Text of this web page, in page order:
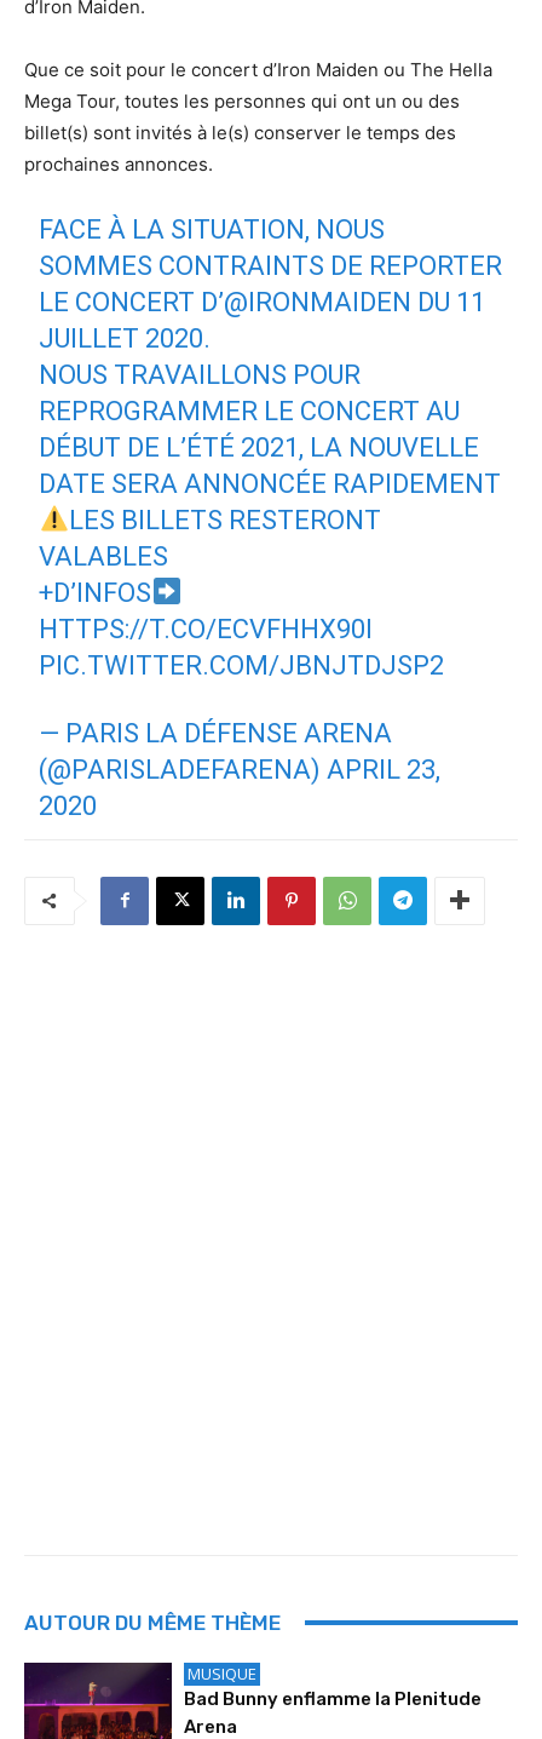
d’Iron Maiden.
Que ce soit pour le concert d’Iron Maiden ou The Hella
Mega Tour, toutes les personnes qui ont un ou des
billet(s) sont invités à le(s) conserver le temps des
prochaines annonces.
FACE À LA SITUATION, NOUS
SOMMES CONTRAINTS DE REPORTER
LE CONCERT D’@IRONMAIDEN DU 11
JUILLET 2020.
NOUS TRAVAILLONS POUR
REPROGRAMMER LE CONCERT AU
DÉBUT DE L’ÉTÉ 2021, LA NOUVELLE
DATE SERA ANNONCÉE RAPIDEMENT
LES BILLETS RESTERONT
VALABLES
+D’INFOS
HTTPS://T.CO/ECVFHHX90I
PIC.TWITTER.COM/JBNJTDJSP2
— PARIS LA DÉFENSE ARENA
(@PARISLADEFARENA) APRIL 23,
2020
AUTOUR DU MÊME THÈME
MUSIQUE
Bad Bunny enflamme la Plenitude
Arena